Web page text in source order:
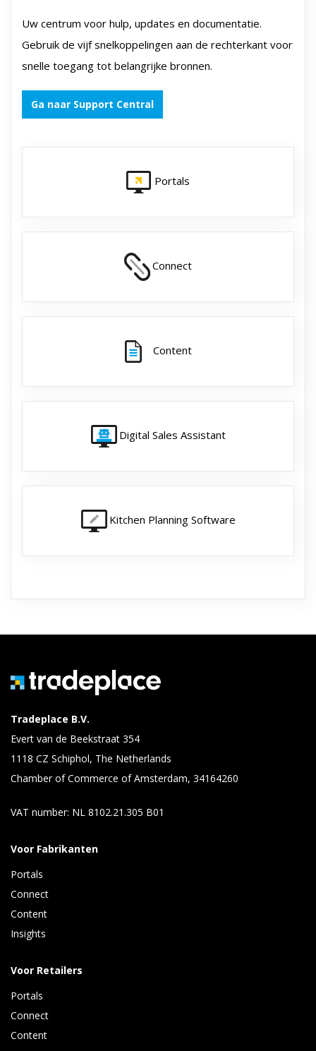
Uw centrum voor hulp, updates en documentatie.
Gebruik de vijf snelkoppelingen aan de rechterkant voor
snelle toegang tot belangrijke bronnen.
Ga naar Support Central
Portals
Connect
Content
Digital Sales Assistant
Kitchen Planning Software
Tradeplace B.V.
Evert van de Beekstraat 354
1118 CZ Schiphol, The Netherlands
Chamber of Commerce of Amsterdam, 34164260
VAT number: NL 8102.21.305 B01
Voor Fabrikanten
Portals
Connect
Content
Insights
Voor Retailers
Portals
Connect
Content